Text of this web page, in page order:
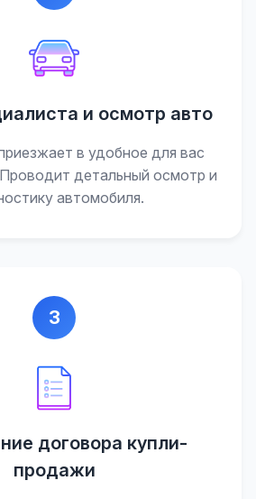
и осмотр авто
в удобное для вас
детальный осмотр и
автомобиля.
3
договора купли-
продажи